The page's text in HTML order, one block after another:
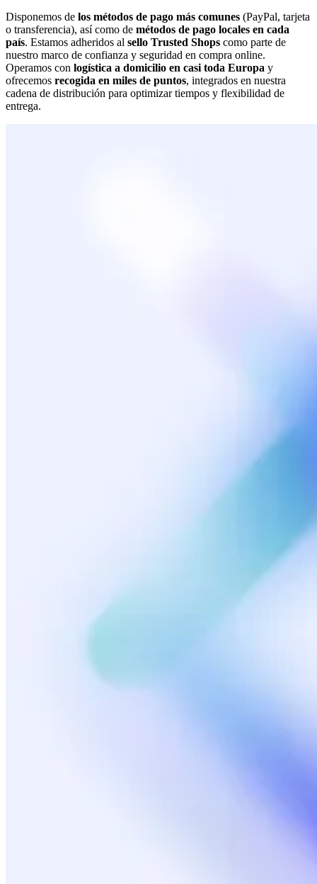
Disponemos de los métodos de pago más comunes (PayPal, tarjeta
o transferencia), así como de métodos de pago locales en cada
país. Estamos adheridos al sello Trusted Shops como parte de
nuestro marco de confianza y seguridad en compra online.
Operamos con logística a domicilio en casi toda Europa y
ofrecemos recogida en miles de puntos, integrados en nuestra
cadena de distribución para optimizar tiempos y flexibilidad de
entrega.